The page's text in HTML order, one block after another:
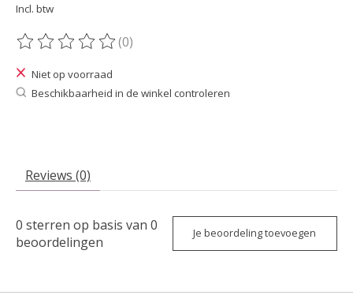
Incl. btw
De beoordeling van dit product is
(0)
Niet op voorraad
Beschikbaarheid in de winkel controleren
Reviews (0)
0 sterren op basis van 0
beoordelingen
Je beoordeling toevoegen